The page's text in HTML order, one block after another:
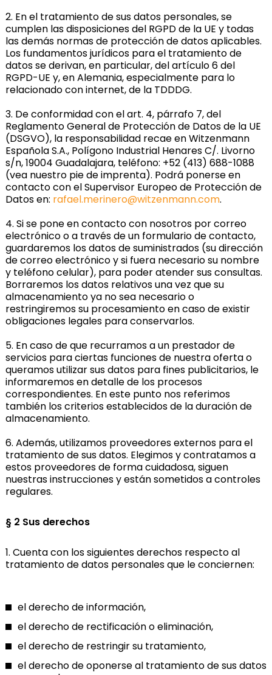
2. En el tratamiento de sus datos personales, se
cumplen las disposiciones del RGPD de la UE y todas
las demás normas de protección de datos aplicables.
Los fundamentos jurídicos para el tratamiento de
datos se derivan, en particular, del artículo 6 del
RGPD-UE y, en Alemania, especialmente para lo
relacionado con internet, de la TDDDG.
3. De conformidad con el art. 4, párrafo 7, del
Reglamento General de Protección de Datos de la UE
(DSGVO), la responsabilidad recae en Witzenmann
Española S.A., Polígono Industrial Henares C/. Livorno
s/n, 19004 Guadalajara, teléfono: +52 (413) 688-1088
(vea nuestro pie de imprenta). Podrá ponerse en
contacto con el Supervisor Europeo de Protección de
Datos en: rafael.merinero@witzenmann.com.
4. Si se pone en contacto con nosotros por correo
electrónico o a través de un formulario de contacto,
guardaremos los datos de suministrados (su dirección
de correo electrónico y si fuera necesario su nombre
y teléfono celular), para poder atender sus consultas.
Borraremos los datos relativos una vez que su
almacenamiento ya no sea necesario o
restringiremos su procesamiento en caso de existir
obligaciones legales para conservarlos.
5. En caso de que recurramos a un prestador de
servicios para ciertas funciones de nuestra oferta o
queramos utilizar sus datos para fines publicitarios, le
informaremos en detalle de los procesos
correspondientes. En este punto nos referimos
también los criterios establecidos de la duración de
almacenamiento.
6. Además, utilizamos proveedores externos para el
tratamiento de sus datos. Elegimos y contratamos a
estos proveedores de forma cuidadosa, siguen
nuestras instrucciones y están sometidos a controles
regulares.
§ 2 Sus derechos
1. Cuenta con los siguientes derechos respecto al
tratamiento de datos personales que le conciernen:
el derecho de información,
el derecho de rectificación o eliminación,
el derecho de restringir su tratamiento,
el derecho de oponerse al tratamiento de sus datos